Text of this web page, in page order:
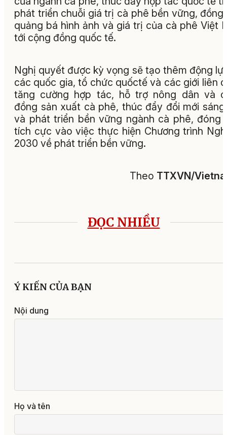
phát triển chuỗi giá trị cà phê bền vững, đồng
quảng bá hình ảnh và giá trị của cà phê Việt
tới cộng đồng quốc tế.
Nghị quyết được kỳ vọng sẽ tạo thêm động
các quốc gia, tổ chức quốctế và các giới liên
tăng cường hợp tác, hỗ trợ nông dân và
đồng sản xuất cà phê, thúc đẩy đổi mới
và phát triển bền vững ngành cà phê, đóng
tích cực vào việc thực hiện Chương trình
2030 về phát triển bền vững.
Theo TTXVN/
ĐỌC NHIỀU
Ý KIẾN CỦA BẠN
Nội dung
Họ và tên